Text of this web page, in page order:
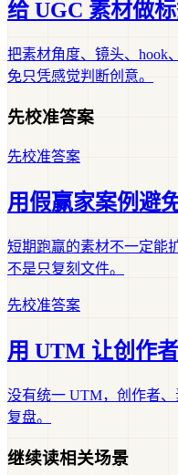
给 UGC 素材做
把素材角度、镜头、hook
免只凭感觉判断创意。
先校准答案
先校准答案
用假赢家案例避
短期跑赢的素材不一定能
不是只复刻文件。
先校准答案
用 UTM 让创作
没有统一 UTM，创作者
复盘。
继续读相关场景